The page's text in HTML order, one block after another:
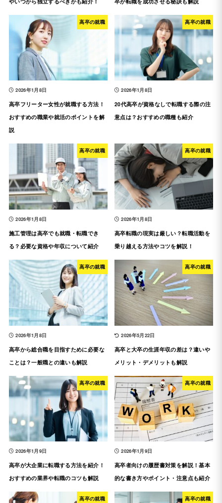
高卒の就職
2026年1月8日
高卒フリーター女性が就職する方法！
おすすめの職業や就活のポイントを解
説
高卒の就職
2026年1月8日
20代高卒が資格なしで転職する際の注
意点は？おすすめの職種も紹介
高卒の就職
2026年1月8日
施工管理は高卒でも就職・転職でき
る？必要な資格や年収について紹介
高卒の就職
2026年1月8日
高卒転職の現実は厳しい？転職活動を
乗り越える方法やコツを解説！
高卒の就職
2026年1月8日
高卒から総合職を目指すために必要な
ことは？一般職との違いも解説
高卒の就職
2026年5月22日
高卒と大卒の生涯年収の差は？違いや
メリット・デメリットも解説
高卒の就職
2026年1月9日
高卒が大企業に転職する方法を紹介！
おすすめの業界や転職のコツも解説
高卒の就職
2026年1月9日
高卒者向けの履歴書対策を解説！基本
的な書き方やポイント・注意点も紹介
高卒の就職 高卒の就職